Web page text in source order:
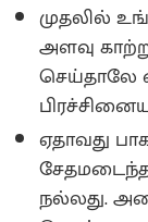
முதலில்
அளவு
செய்தாலே
ஏதாவது
நல்லது.